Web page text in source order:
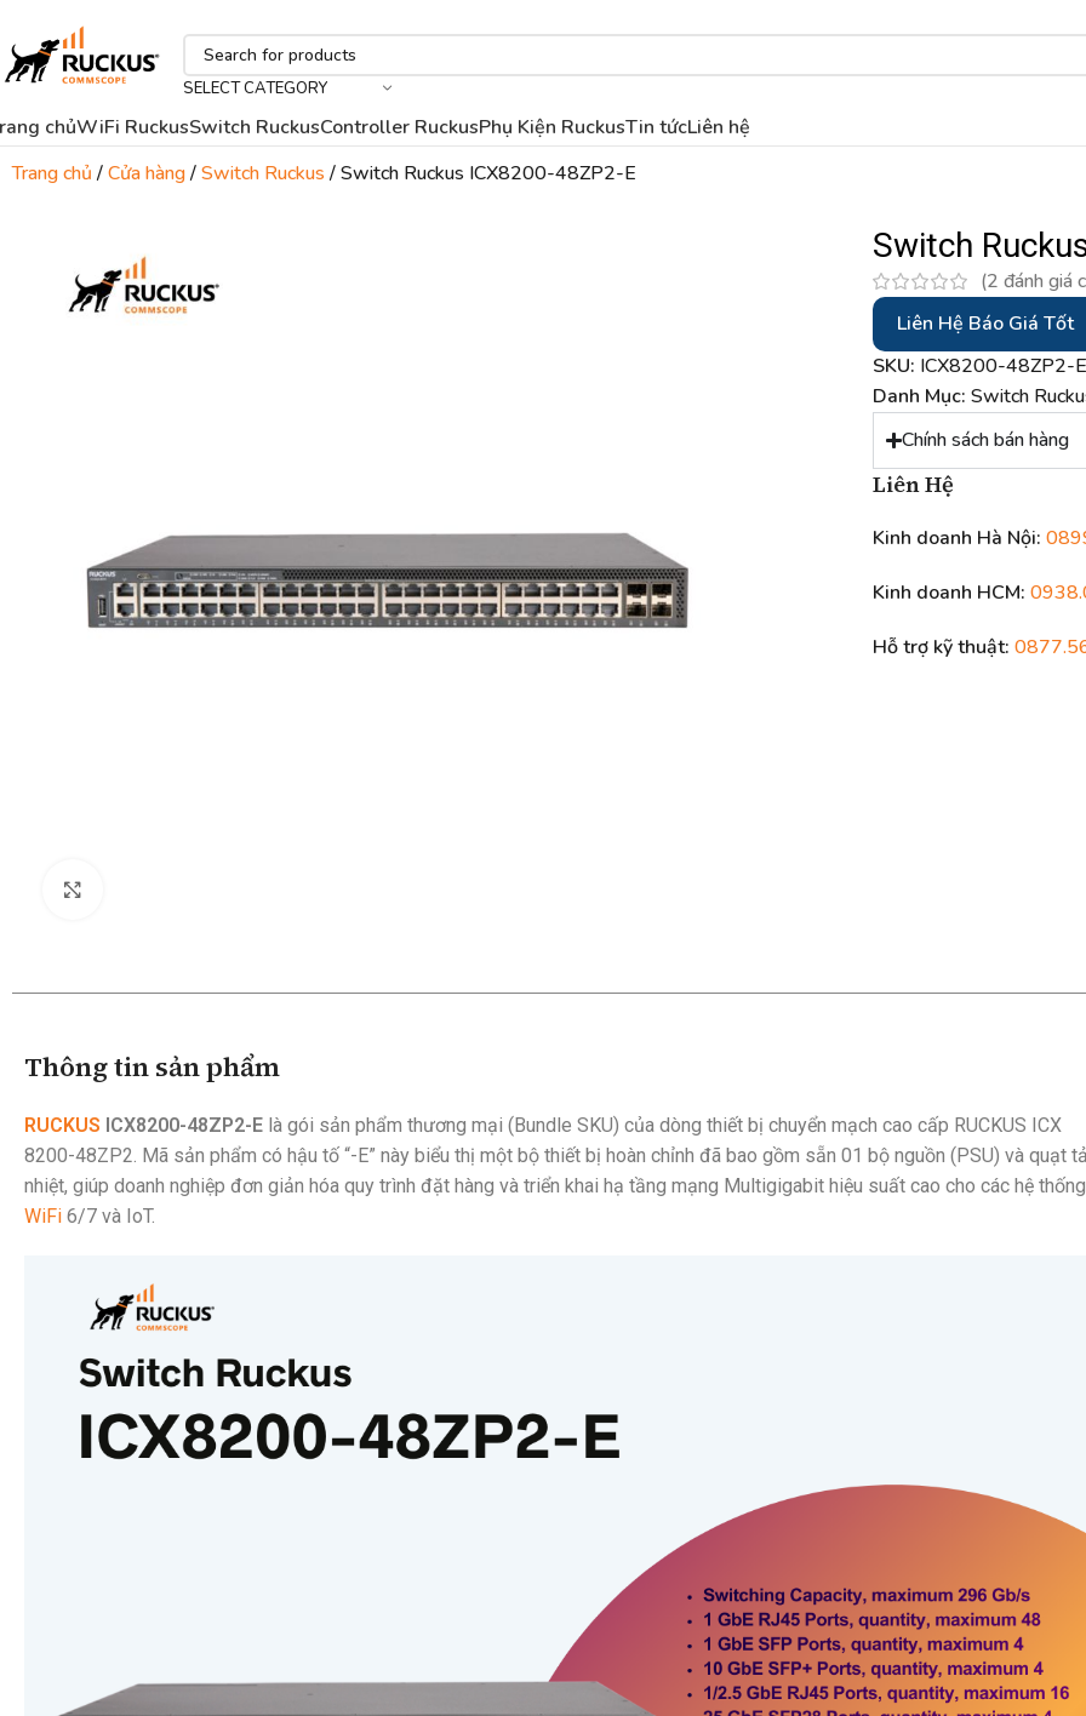
SELECT CATEGORY
chủWiFi RuckusSwitch RuckusController RuckusPhụ Kiện RuckusTin tứcLiên hệ
Trang chủ
Cửa hàng Switch Ruckus Switch Ruckus ICX8200-48ZP2-E
Switch
(2 đánh giá
Liên Hệ Báo Giá Tốt
SKU: ICX8200-48ZP2-E
Danh Mục: Switch
Chính sách bán hàng
Liên Hệ
Kinh doanh Hà Nội:
Kinh doanh HCM:
Hỗ trợ kỹ thuật:
Thông tin sản phẩm
RUCKUS ICX8200-48ZP2-E là gói sản phẩm thương mại (Bundle SKU) của dòng thiết bị chuyển mạch cao cấp RUCKUS ICX
8200-48ZP2. Mã sản phẩm có hậu tố “-E” này biểu thị một bộ thiết bị hoàn chỉnh đã bao gồm sẵn 01 bộ nguồn (PSU) và quạt
nhiệt, giúp doanh nghiệp đơn giản hóa quy trình đặt hàng và triển khai hạ tầng mạng Multigigabit hiệu suất cao cho các hệ thống
WiFi 6/7 và IoT.